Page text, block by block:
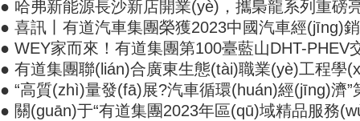
● 哈弗新能源長沙新店開業(yè)，攜梟龍系列重磅
● 喜訊丨有道汽車集團榮獲2023中國汽車經(jīng)銷商
● WEY家而來！有道集團第100臺藍山DHT-PHEV
● 有道集團聯(lián)合廣東生態(tài)職業(yè)工程學
● “高質(zhì)量發(fā)展?汽車循環(huán)經(jīng)濟
● 關(guān)于“有道集團2023年區(qū)域精品服務